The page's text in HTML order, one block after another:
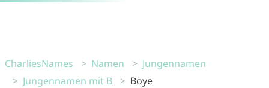
CharliesNames Namen
Jungennamen
Jungennamen mit B
Boye